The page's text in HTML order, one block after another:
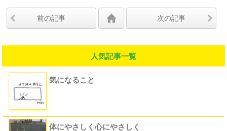
前の記事 次の記事
人気記事一覧
気になること
体にやさしく心にやさしく